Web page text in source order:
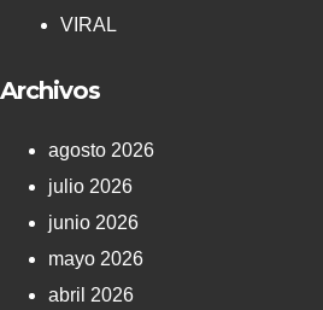
VIRAL
Archivos
agosto 2026
julio 2026
junio 2026
mayo 2026
abril 2026